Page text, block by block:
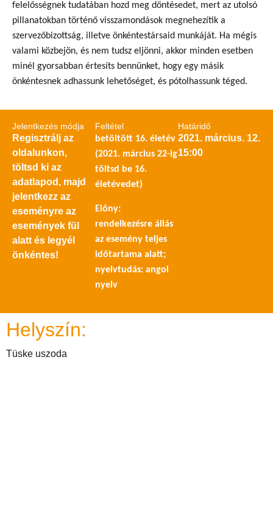
felelősségnek tudatában hozd meg döntésedet, mert az utolsó
pillanatokban történő visszamondások megnehezítik a
szervezőbizottság, illetve önkéntestársaid munkáját. Ha mégis
valami közbejön, és nem tudsz eljönni, akkor minden esetben
minél gyorsabban értesíts bennünket, hogy egy másik
önkéntesnek adhassunk lehetőséget, és pótolhassunk téged.
Jelentkezés módja
Regisztrálj az
oldalunkon,
töltsd ki az
adatlapod, majd
jelentkezz az
eseményre az
események fül
alatt és legyél
önkéntes!
Feltétel
betöltött 16. életév
(2021. március 22-ig
töltsd be 16.
életévedet)
Előny:
rendelkezésre állás
az esemény teljes
időtartama alatt;
nyelvtudás: angol
nyelv
Határidő
2021. március. 12.
15:00
Helyszín:
Tüske uszoda